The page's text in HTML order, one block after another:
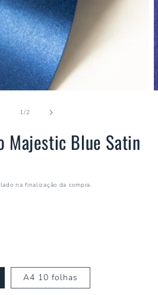
1/de2
Majestic Blue Satin
na finalização da compra.
A4 10 folhas